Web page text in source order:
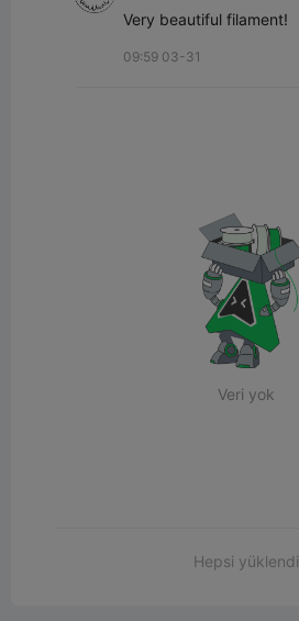
Very beautiful filament!
09:59 03-31
Veri yok
Hepsi yüklendi